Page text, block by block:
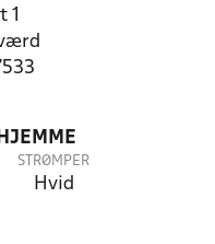
1
STRØMPER
Hvid